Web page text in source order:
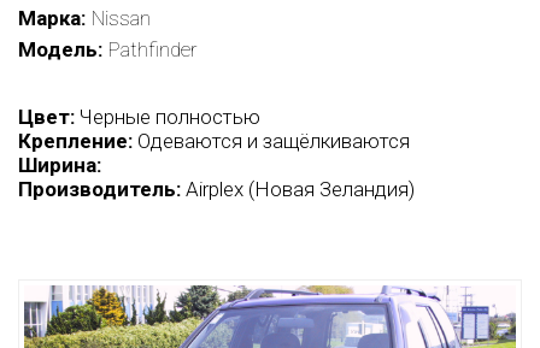
Марка Nissan
Модель Pathfinder
Цвет: Черные полностью
Крепление: Одеваются и защёлкиваются
Ширина:
Производитель: Airplex (Новая Зеландия)